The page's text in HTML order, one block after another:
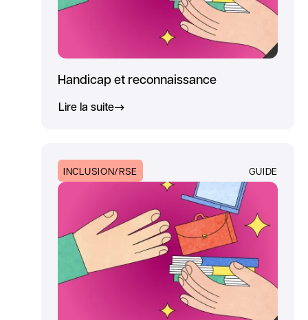
Handicap et reconnaissance
Lire la suite
INCLUSION/RSE GUIDE